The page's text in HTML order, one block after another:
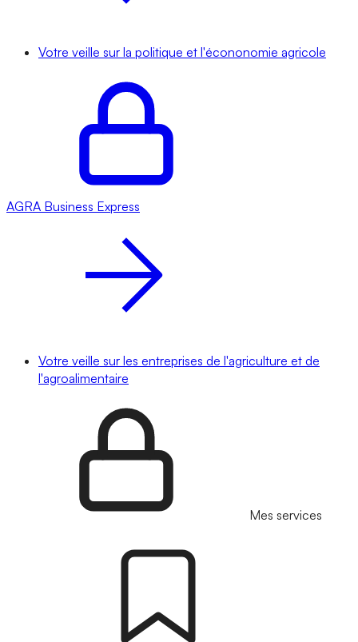
Votre veille sur la politique et l'écononomie agricole
AGRA Business Express
Votre veille sur les entreprises de l'agriculture et de
l'agroalimentaire
Mes services